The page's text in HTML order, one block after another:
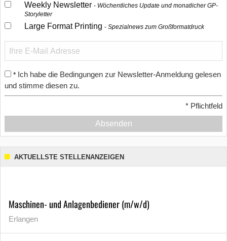
Weekly Newsletter
Wöchentliches Update und monatlicher GP-
Storyletter
Large Format Printing Spezialnews zum Großformatdruck
* Ich habe die Bedingungen zur Newsletter-Anmeldung gelesen
und stimme diesen zu.
* Pflichtfeld
Absenden
AKTUELLSTE STELLENANZEIGEN
Maschinen- und Anlagenbediener (m/w/d)
Erlangen